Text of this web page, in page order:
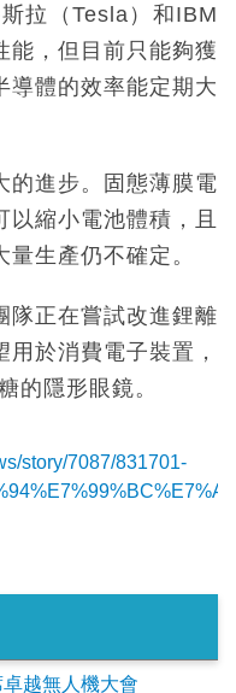
拉（Tesla）和IBM
能，但目前只能夠獲
導體的效率能定期大
的進步。固態薄膜電
縮小電池體積，且
生產仍不確定。
隊正在嘗試改進鋰離
於消費電子裝置，
的隱形眼鏡。
story/7087/831701-
越無人機大會